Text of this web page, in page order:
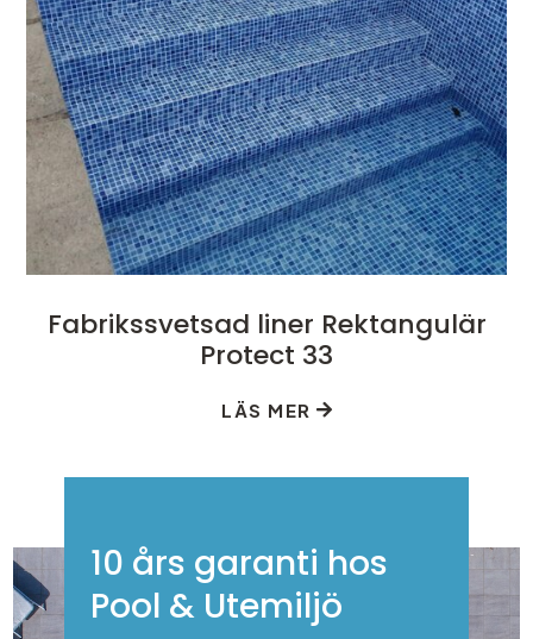
Fabrikssvetsad liner Rektangulär
Protect 33
LÄS MER
10 års garanti hos
Pool & Utemiljö